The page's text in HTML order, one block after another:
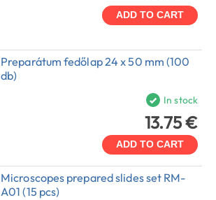
ADD TO CART
Preparátum fedőlap 24 x 50 mm (100
db)
In stock
13.75 €
ADD TO CART
Microscopes prepared slides set RM-
A01 (15 pcs)